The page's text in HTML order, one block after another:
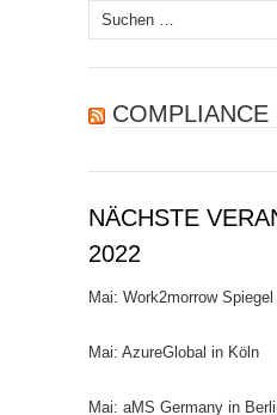
Suchen
nach:
COMPLIANCE
NÄCHSTE
2022
Mai: Work2morrow
Mai: AzureGlobal in Köln
Mai: aMS Germany in